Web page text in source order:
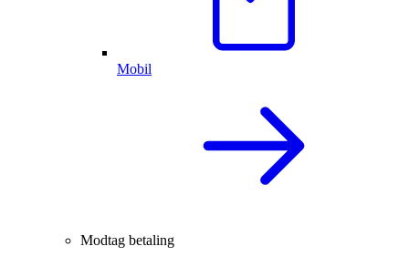
Mobil
Modtag betaling